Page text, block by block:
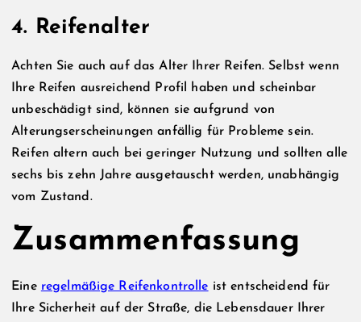
4. Reifenalter
Achten Sie auch auf das Alter Ihrer Reifen. Selbst wenn
Ihre Reifen ausreichend Profil haben und scheinbar
unbeschädigt sind, können sie aufgrund von
Alterungserscheinungen anfällig für Probleme sein.
Reifen altern auch bei geringer Nutzung und sollten alle
sechs bis zehn Jahre ausgetauscht werden, unabhängig
vom Zustand.
Zusammenfassung
Eine regelmäßige Reifenkontrolle ist entscheidend für
Ihre Sicherheit auf der Straße, die Lebensdauer Ihrer